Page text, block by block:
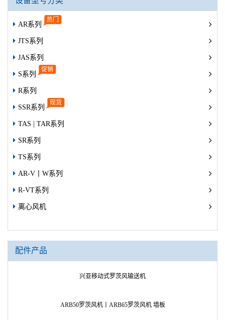
AR系列
JTS系列
JAS系列
S系列
R系列
SSR系列
TAS | TAR系列
SR系列
TS系列
AR-V丨W系列
R-VT系列
离心风机
配件产品
兴亚移动式罗茨风输送机
ARB50罗茨风机丨ARB65罗茨风机 墙板